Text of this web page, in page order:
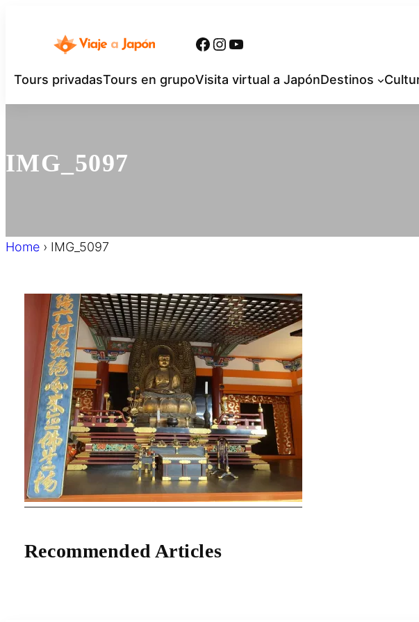
ス
Facebook
Instagram
YouTube
Tours privadasTours en grupoVisita virtual a JapónDestinos
IMG_5097
Home › IMG_5097
Recommended Articles